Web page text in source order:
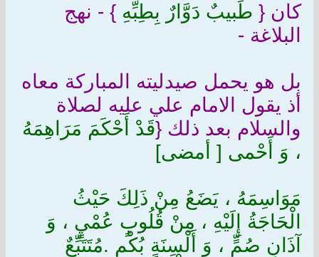
كان { طَبيبٌ دَوَّارٌ بِطِبِّهِ } - نهج
البلاغة -
بل هو يحمل صيدليته المباركة معاه
أذ يقول الامام علي عليه لصلاة
والسلام بعد ذلك {قَدْ أَحْكَمَ مَرَاهِمَهُ
، وَ أَحْمى [ أمضى]
مَوَاسِمَهُ ، يَضَعُ مِنْ ذَلِكَ حَيْثُ
الْحَاجَةُ إِلَيْهِ ، مِنْ قُلُوبٍ عُمْيٍ ، وَ
آذَانٍ صُمٍّ ، وَ أَلْسِنَةٍ بُكْمٍ .مُتَتَبِّعٌ